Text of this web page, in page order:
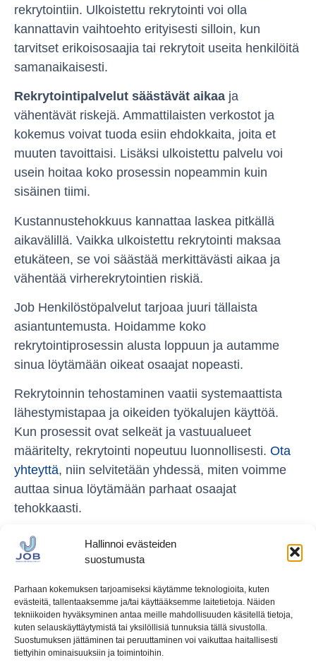
Hallinnoi evästeiden
suostumusta
Parhaan kokemuksen tarjoamiseksi käytämme teknologioita, kuten
evästeitä, tallentaaksemme ja/tai käyttääksemme laitetietoja. Näiden
tekniikoiden hyväksyminen antaa meille mahdollisuuden käsitellä tietoja,
kuten selauskäyttäytymistä tai yksilöllisiä tunnuksia tällä sivustolla.
Suostumuksen jättäminen tai peruuttaminen voi vaikuttaa haitallisesti
tiettyihin ominaisuuksiin ja toimintoihin.
rekrytointiin. Ulkoistettu rekrytointi voi olla
kannattavin vaihtoehto erityisesti silloin, kun
tarvitset erikoisosaajia tai rekrytoit useita henkilöitä
samanaikaisesti.
Rekrytointipalvelut säästävät aikaa ja
vähentävät riskejä. Ammattilaisten verkostot ja
kokemus voivat tuoda esiin ehdokkaita, joita et
muuten tavoittaisi. Lisäksi ulkoistettu palvelu voi
usein hoitaa koko prosessin nopeammin kuin
sisäinen tiimi.
Kustannustehokkuus kannattaa laskea pitkällä
aikavälillä. Vaikka ulkoistettu rekrytointi maksaa
etukäteen, se voi säästää merkittävästi aikaa ja
vähentää virherekrytointien riskiä.
Job Henkilöstöpalvelut tarjoaa juuri tällaista
asiantuntemusta. Hoidamme koko
rekrytointiprosessin alusta loppuun ja autamme
sinua löytämään oikeat osaajat nopeasti.
Rekrytoinnin tehostaminen vaatii systemaattista
lähestymistapaa ja oikeiden työkalujen käyttöä.
Kun prosessit ovat selkeät ja vastuualueet
määritelty, rekrytointi nopeutuu luonnollisesti. Ota
yhteyttä, niin selvitetään yhdessä, miten voimme
auttaa sinua löytämään parhaat osaajat
tehokkaasti.
Ota meihin yhteyttä